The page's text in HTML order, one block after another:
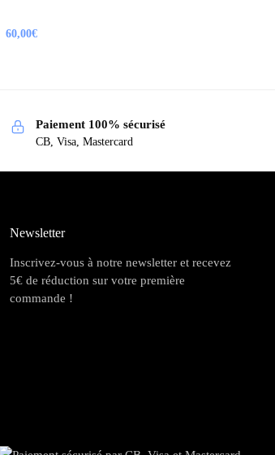
60,00€
Paiement 100% sécurisé
CB, Visa, Mastercard
Newsletter
Inscrivez-vous à notre newsletter et recevez
5€ de réduction sur votre première
commande !